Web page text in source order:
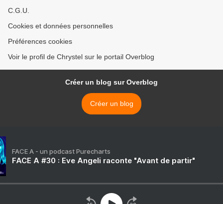
C.G.U.
Cookies et données personnelles
Préférences cookies
Voir le profil de Chrystel sur le portail Overblog
Créer un blog sur Overblog
Créer un blog
FACE A - un podcast Purecharts
FACE A #30 : Eve Angeli raconte "Avant de partir"